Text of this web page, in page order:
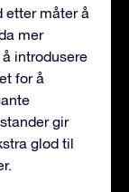
etter måter å
mer
introdusere
for å
gir
glød til